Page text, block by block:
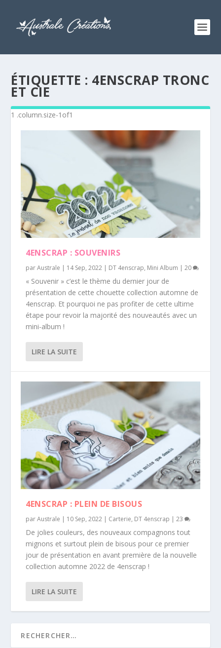
ÉTIQUETTE : 4ENSCRAP TRONC
ET CIE
4ENSCRAP : SOUVENIRS
parAustrale | 14 Sep, 2022 | DT 4enscrap, Mini Album |20
« Souvenir » c’est le thème du dernier jour de
présentation de cette chouette collection automne de
4enscrap. Et pourquoi ne pas profiter de cette ultime
étape pour revoir la majorité des nouveautés avec un
mini-album !
LIRE LA SUITE
4ENSCRAP : PLEIN DE BISOUS
parAustrale | 10 Sep, 2022 | Carterie, DT 4enscrap |23
De jolies couleurs, des nouveaux compagnons tout
mignons et surtout plein de bisous pour ce premier
jour de présentation en avant première de la nouvelle
collection automne 2022 de 4enscrap !
LIRE LA SUITE